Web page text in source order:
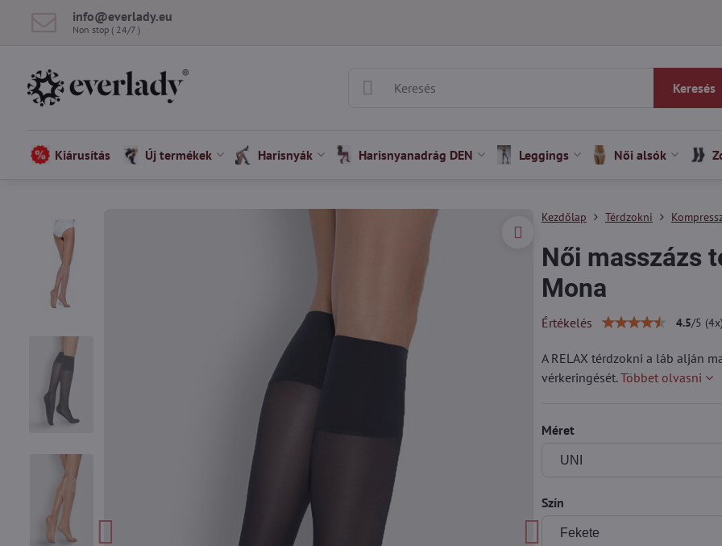
info​@everlady​.eu
Non stop ( 24/7 )
Keresés
Kiárusítás Új termékek Harisnyák Harisnyanadrág DEN Leggings Női alsók
Kezdőlap Térdzokni
Női masszázs
Mona
Értékelés 4.5/5 (4x)
A RELAX térdzokni a láb alján
vérkeringését.Többet olvasni
Méret
Szín